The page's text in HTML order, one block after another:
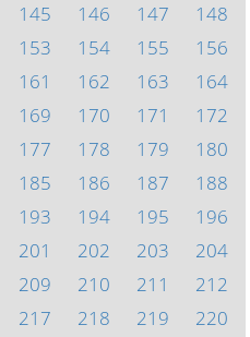
145 146 147
148
153 154 155
156
161 162 163
164
169 170 171
172
177 178 179
180
185 186 187
188
193 194 195
196
201 202 203
204
209 210 211
212
217 218 219
220